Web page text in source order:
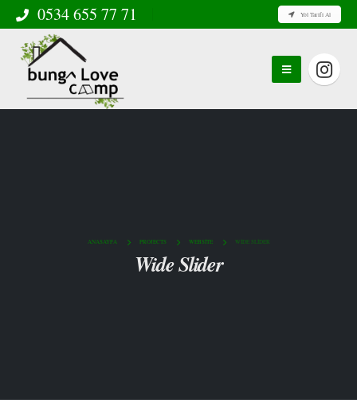
0534 655 77 71 Yol Tarifi Al
ANASAYFA PROJECTS WEBSITE WIDE SLIDER
Wide Slider